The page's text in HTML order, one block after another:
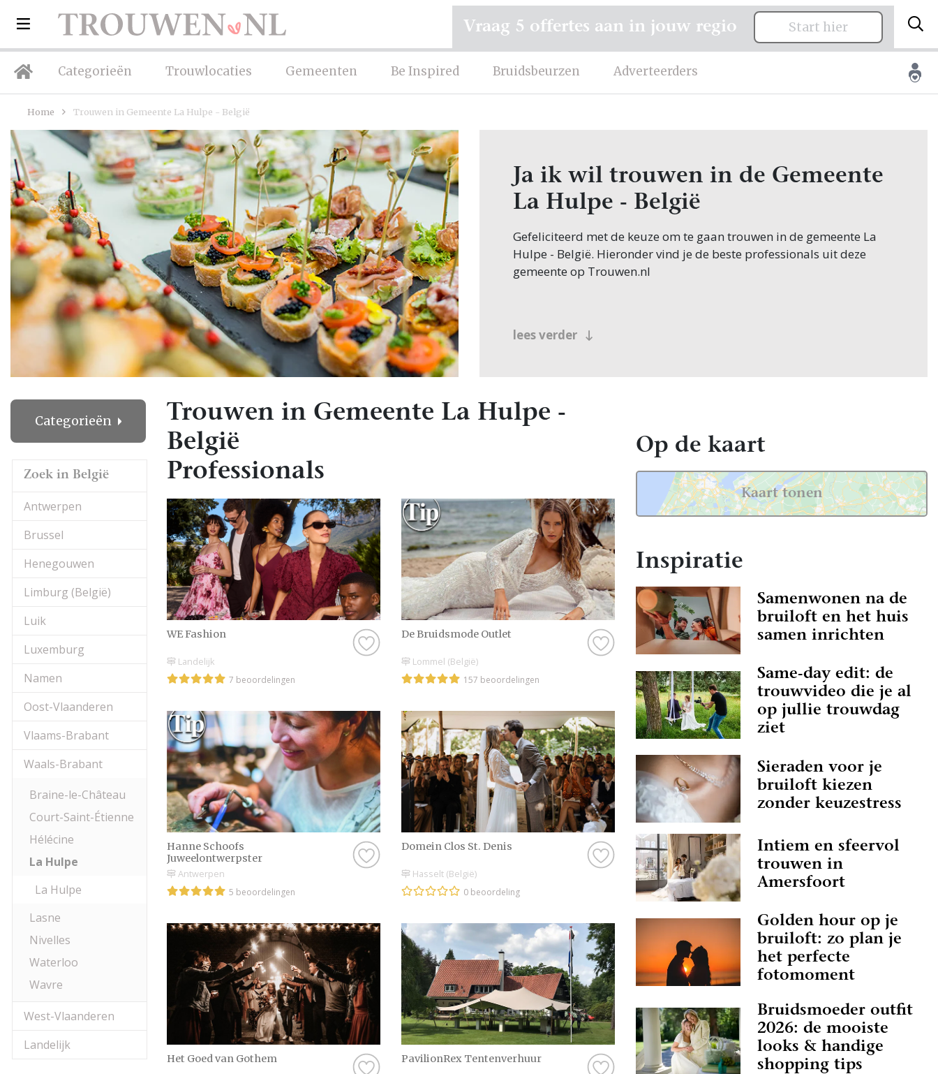
Categorieën Trouwlocaties Gemeenten Be Inspired Bruidsbeurzen Adverteerders
Vraag 5 offertes aan in jouw regio Start hier
Home Trouwen in Gemeente La Hulpe - België
Ja ik wil trouwen in de Gemeente
La Hulpe - België
Gefeliciteerd met de keuze om te gaan trouwen in de gemeente La
Hulpe - België. Hieronder vind je de beste professionals uit deze
gemeente op Trouwen.nl
lees verder
Categorieën
Zoek in België
Antwerpen
Brussel
Henegouwen
Limburg (België)
Luik
Luxemburg
Namen
Oost-Vlaanderen
Vlaams-Brabant
Waals-Brabant
Braine-le-Château
Court-Saint-Étienne
Hélécine
La Hulpe
La Hulpe
Lasne
Nivelles
Waterloo
Wavre
West-Vlaanderen
Landelijk
Trouwen in Gemeente La Hulpe -
België
Professionals
WE Fashion
Landelijk
7 beoordelingen
De Bruidsmode Outlet
Lommel (België)
157 beoordelingen
Hanne Schoofs
Juweelontwerpster
Antwerpen
5 beoordelingen
Domein Clos St. Denis
Hasselt (België)
0 beoordeling
Het Goed van Gothem PavilionRex Tentenverhuur
Op de kaart
Kaart tonen
Inspiratie
Samenwonen na de
bruiloft en het huis
samen inrichten
Same-day edit: de
trouwvideo die je al
op jullie trouwdag
ziet
Sieraden voor je
bruiloft kiezen
zonder keuzestress
Intiem en sfeervol
trouwen in
Amersfoort
Golden hour op je
bruiloft: zo plan je
het perfecte
fotomoment
Bruidsmoeder outfit
2026: de mooiste
looks & handige
shopping tips